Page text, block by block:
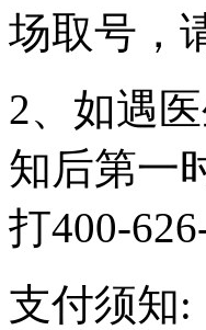
场取号，
2、如遇
知后第一
打400-
支付须知: